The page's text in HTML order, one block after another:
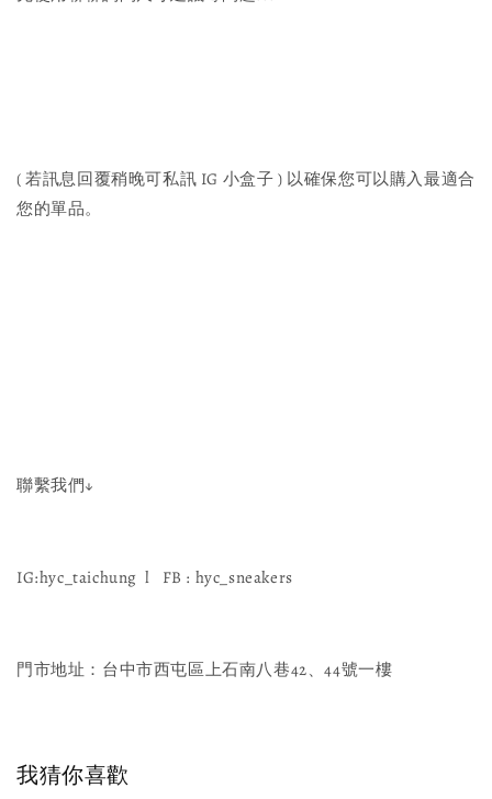
( 若訊息回覆稍晚可私訊 IG 小盒子 ) 以確保您可以購入最適合
您的單品。
聯繫我們↓
IG:hyc_taichung l FB : hyc_sneakers
門市地址：台中市西屯區上石南八巷42、44號一樓
我猜你喜歡